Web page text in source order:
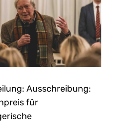
Ausschreibung:
für